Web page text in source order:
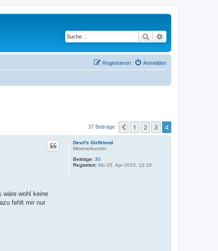
Suche
Anmelden
Registrieren
37 Beiträge Vorherige
1 2 3 4
Devil's Girlfriend
Minenerkunder
Beiträge: 30
Registriert: Mo 20. Apr 2015, 12:10
wäre wohl keine
fehlt mir nur